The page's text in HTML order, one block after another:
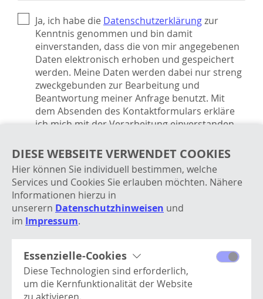
Ja, ich habe die Datenschutzerklärungzur
Kenntnis genommen und bin damit
einverstanden, dass die von mir angegebenen
Daten elektronisch erhoben und gespeichert
werden. Meine Daten werden dabei nur streng
zweckgebunden zur Bearbeitung und
Beantwortung meiner Anfrage benutzt. Mit
dem Absenden des Kontaktformulars erkläre
ich mich mit der Verarbeitung einverstanden.
SENDEN
* Investitionssofortprogramm: Die auf dem
beschlossenen Investitions-Booster basierende
degressive Abschreibung gilt gemäß § 7 Abs. 2 EStG
bewegliche Wirtschaftsgüter des
Anlagevermögens. Voraussetzung ist, dass die
Investitionen nach dem 30. Juni 2025 und vor dem
1. Januar 2028 erfolgen. Steuerliche Vorteile
DIESE WEBSEITE VERWENDET COOKIES
Hier können Sie individuell bestimmen, welche
Services und Cookies Sie erlauben möchten. Nähere
Informationen hierzu in
unserern Datenschutzhinweisen und
im Impressum.
Essenzielle-Cookies
Diese Technologien sind erforderlich,
um die Kernfunktionalität der Website